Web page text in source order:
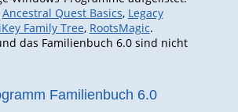
Ancestral Quest Basics, Legacy
Family Tree, RootsMagic.
das Familienbuch 6.0 sind nicht
Familienbuch 6.0